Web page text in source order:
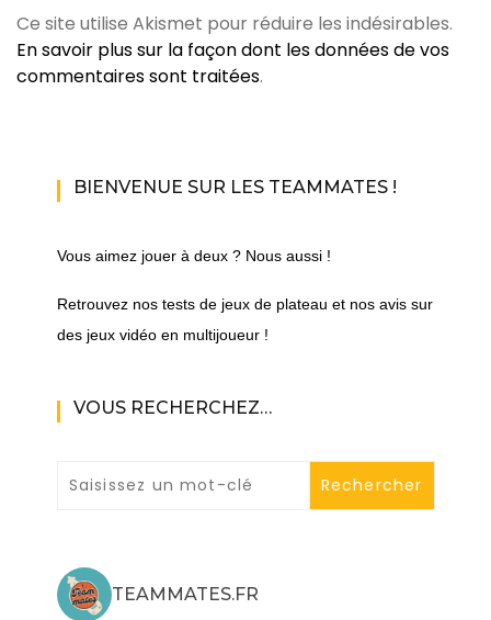
Ce site utilise Akismet pour réduire les indésirables.
En savoir plus sur la façon dont les données de vos
commentaires sont traitées.
BIENVENUE SUR LES TEAMMATES !
Vous aimez jouer à deux ? Nous aussi !
Retrouvez nos tests de jeux de plateau et nos avis sur
des jeux vidéo en multijoueur !
VOUS RECHERCHEZ…
TEAMMATES.FR